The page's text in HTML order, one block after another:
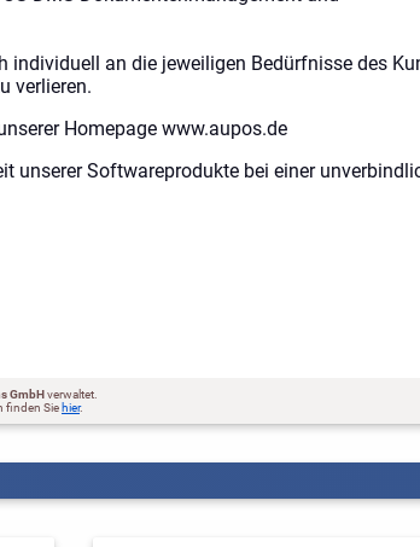
an die jeweiligen Bedürfnisse des
verlieren.
Homepage www.aupos.de
unserer Softwareprodukte bei einer
GmbHverwaltet.
finden Sie hier.